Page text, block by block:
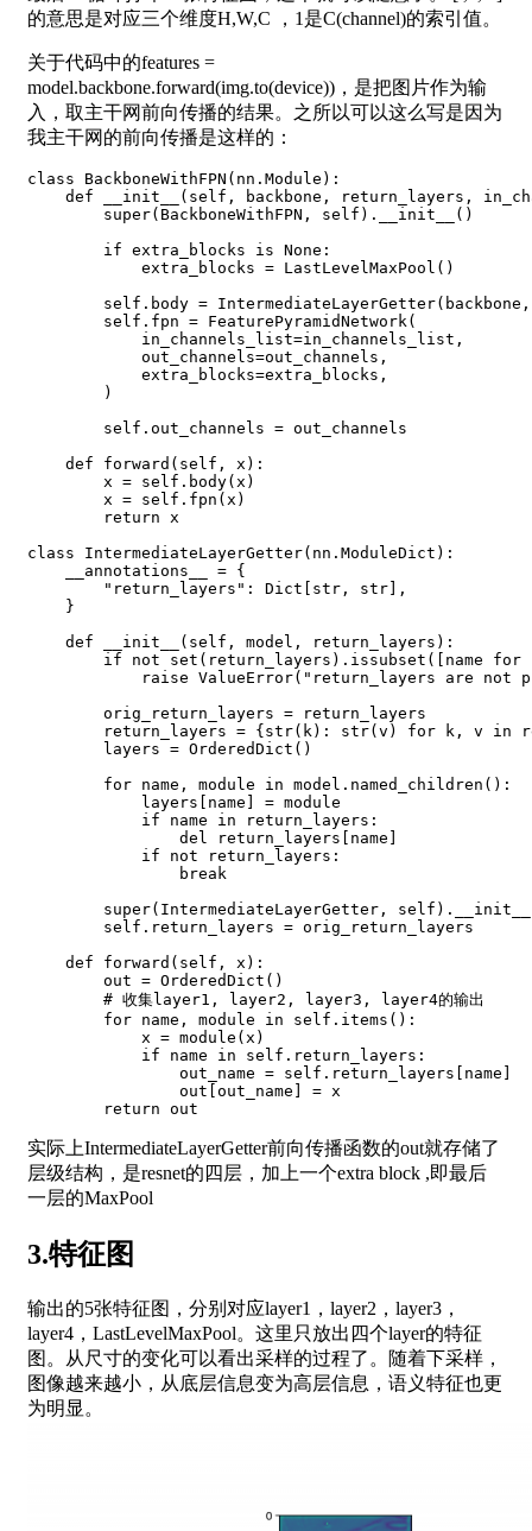
的意思是对应三个维度H,W,C ，1是C(channel)的索引值。
关于代码中的features =
model.backbone.forward(img.to(device))，是把图片作为输
入，取主干网前向传播的结果。之所以可以这么写是因为
我主干网的前向传播是这样的：
class BackboneWithFPN ( nn . Module ) :
def
__init__ ( self , backbone , return_layers ,
super( BackboneWithFPN , self ) . __init__ ( )
if extra_blocks is None :
            extra_blocks
= LastLevelMaxPool ( )
        self
. body = IntermediateLayerGetter( backbone ,
        self
. fpn = FeaturePyramidNetwork(
            in_channels_list
=in_channels_list ,
            out_channels
=out_channels ,
            extra_blocks
=extra_blocks ,
)
        self
. out_channels = out_channels
def
forward ( self , x ) :
        x
= self . body( x )
        x
= self . fpn ( x )
return x
class
IntermediateLayerGetter( nn . ModuleDict ) :
    __annotations__
= {
"return_layers" : Dict str , str
,
}
def
__init__ ( self , model , return_layers ) :
if
not set ( return_layers ) . issubset ( name for
raise ValueError( "return_layers are not
        orig_return_layers
= return_layers
        return_layers
= { str( k) : str( v ) for k , v in
        layers
= OrderedDict ( )
for name , module in model . named_children ( ) :
            layers
name = module
if name in return_layers :
del return_layers name
if
not return_layers :
break
super( IntermediateLayerGetter , self ) . __init__
        self
. return_layers = orig_return_layers
def
forward ( self , x ) :
        out
= OrderedDict ( )
# 收集layer1, layer2, layer3, layer4的输出
for name , module in self . items ( ) :
            x
= module ( x )
if name in self . return_layers :
                out_name
= self . return_layers name
                out
out_name = x
return
实际上IntermediateLayerGetter前向传播函数的out就存储了
层级结构，是resnet的四层，加上一个extra block ,即最后
一层的MaxPool
3.特征图
输出的5张特征图，分别对应layer1，layer2，layer3，
layer4，LastLevelMaxPool。这里只放出四个layer的特征
图。从尺寸的变化可以看出采样的过程了。随着下采样，
图像越来越小，从底层信息变为高层信息，语义特征也更
为明显。